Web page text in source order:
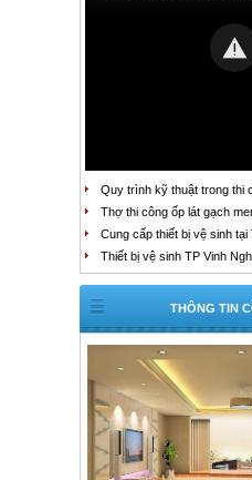
Quy trình kỹ thuật trong thi
Thợ thi công ốp lát gạch
Cung cấp thiết bị vệ sinh tại
Thiết bị vệ sinh TP Vinh
THÔNG TIN